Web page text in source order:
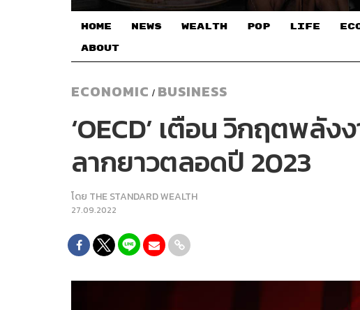
HOME NEWS WEALTH POP LIFE
ABOUT
ECONOMIC / BUSINESS
‘OECD’ เตือน วิกฤตพลั
ลากยาวตลอดปี 2023
โดย THE STANDARD WEALTH
27.09.2022